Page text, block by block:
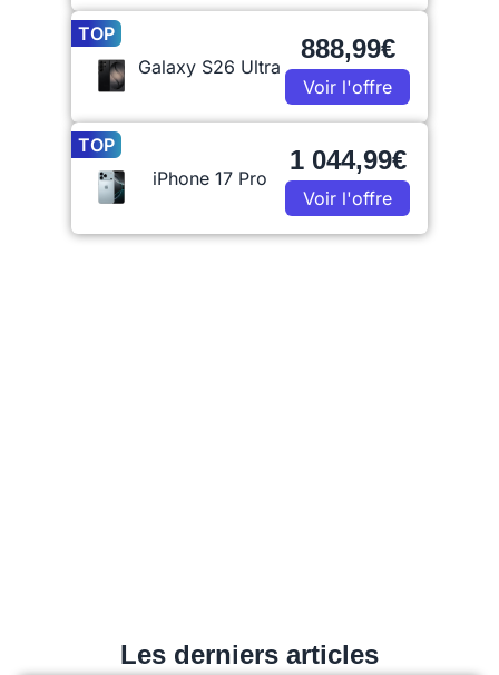
TOP
Galaxy S26 Ultra
888,99€
Voir l'offre
TOP
iPhone 17 Pro
1 044,99€
Voir l'offre
Les derniers articles